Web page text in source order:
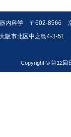
器内科学 〒602-8566
市北区中之島4-3-51
Copyright © 第12回